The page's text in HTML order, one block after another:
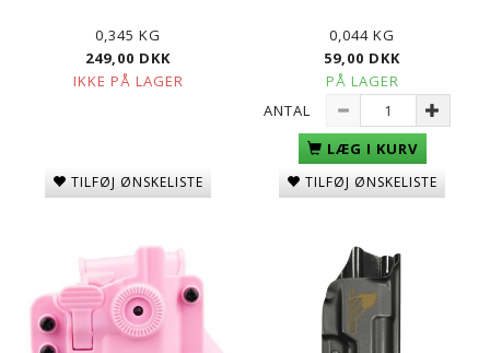
0,345 KG
249,00 DKK
IKKE PÅ LAGER
TILFØJ ØNSKELISTE
0,044 KG
59,00 DKK
PÅ LAGER
ANTAL
LÆG I KURV
TILFØJ ØNSKELISTE